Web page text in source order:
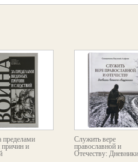
пределами
и
Служить вере
православной и
Отечеству: